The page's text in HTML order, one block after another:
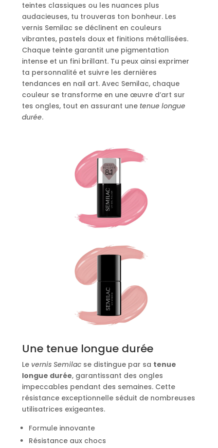
teintes classiques ou les nuances plus
audacieuses, tu trouveras ton bonheur. Les
vernis Semilac se déclinent en couleurs
vibrantes, pastels doux et finitions métallisées.
Chaque teinte garantit une pigmentation
intense et un fini brillant. Tu peux ainsi exprimer
ta personnalité et suivre les dernières
tendances en nail art. Avec Semilac, chaque
couleur se transforme en une œuvre d’art sur
tes ongles, tout en assurant une tenue longue
durée.
Une tenue longue durée
Le vernis Semilacse distingue par sa tenue
longue durée, garantissant des ongles
impeccables pendant des semaines. Cette
résistance exceptionnelle séduit de nombreuses
utilisatrices exigeantes.
Formule innovante
Résistance aux chocs